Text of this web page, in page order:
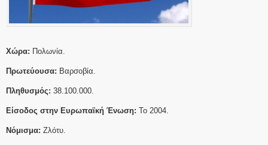
Χώρα: Πολωνία.
Πρωτεύουσα: Βαρσοβία.
Πληθυσμός: 38.100.000.
Είσοδος στην Ευρωπαϊκή Ένωση: Το 2004.
Νόμισμα: Ζλότυ.